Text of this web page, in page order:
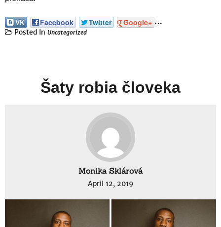
VK Facebook Twitter Google+ …
Posted In Uncategorized
Šaty robia človeka
Monika Sklárová
April 12, 2019